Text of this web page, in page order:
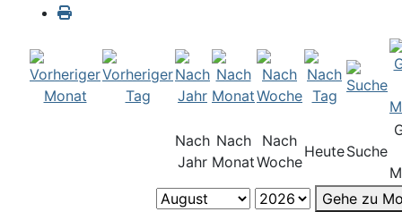
Nach
Jahr
Nach
Monat
Nach
Woche
HeuteSuche
Gehe zu